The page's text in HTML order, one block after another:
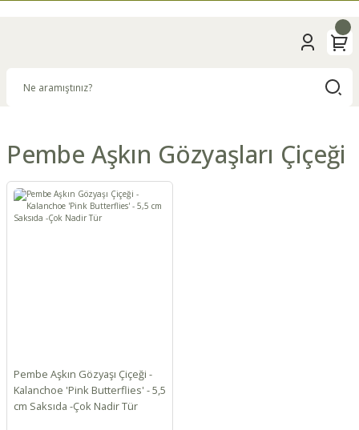
Pembe Aşkın Gözyaşları Çiçeği
Pembe Aşkın Gözyaşı Çiçeği -
Kalanchoe 'Pink Butterflies' - 5,5
cm Saksıda -Çok Nadir Tür